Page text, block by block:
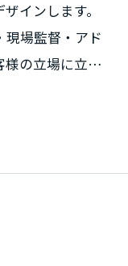
インします。
現場監督・アド
の立場に立っ
修繕から、全
ム・耐震補強
バス・洗面化粧
田市、常陸大